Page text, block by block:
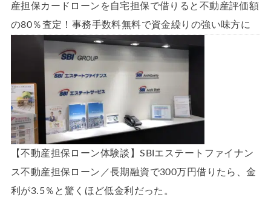
産担保カードローンを自宅担保で借りると不動産評価額
の80％査定！事務手数料無料で資金繰りの強い味方に
【不動産担保ローン体験談】SBIエステートファイナン
ス不動産担保ローン／長期融資で300万円借りたら、金
利が3.5％と驚くほど低金利だった。